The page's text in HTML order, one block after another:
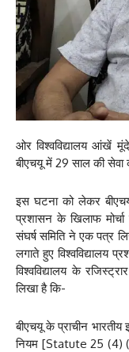
ओर विश्वविद्यालय आंखें
बीएचयू में 29 साल की
इस घटना को लेकर
प्रशासन के खिलाफ
संघर्ष समिति ने एक पत्र
लगाते हुए विश्वविद्यालय
विश्वविद्यालय के
लिखा है कि-
बीएचयू के प्राचीन भारतीय
नियम [Statute 25 (4)